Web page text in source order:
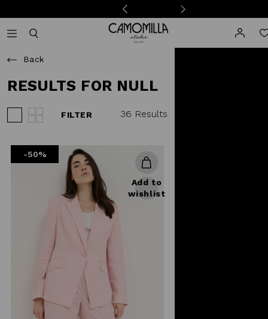
Camomilla Italia®
Back
RESULTS FOR NULL
FILTER 36 Results
-50%
Add to
wishlist